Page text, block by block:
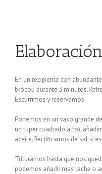
En un recipiente con
brócoli durante 3 minutos.
Escurrimos y reservamos.
Ponemos en un vaso grande
un tuper cuadrado alto),
aceite. Rectificamos de sal si
Trituramos hasta que nos
podemos añadir mas leche o